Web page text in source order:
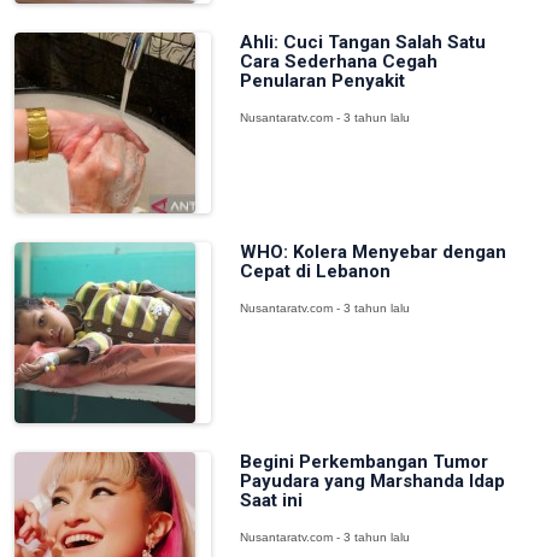
Ahli: Cuci Tangan Salah Satu
Cara Sederhana Cegah
Penularan Penyakit
Nusantaratv.com - 3 tahun lalu
WHO: Kolera Menyebar dengan
Cepat di Lebanon
Nusantaratv.com - 3 tahun lalu
Begini Perkembangan Tumor
Payudara yang Marshanda Idap
Saat ini
Nusantaratv.com - 3 tahun lalu